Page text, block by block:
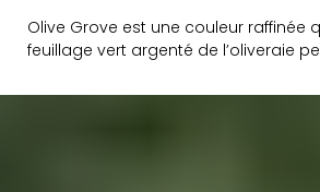
Olive Grove est une couleur raffinée
feuillage vert argenté de l’oliveraie